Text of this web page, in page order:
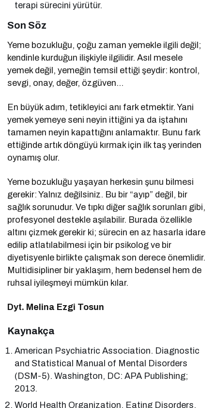
terapi sürecini yürütür.
Son Söz
Yeme bozukluğu, çoğu zaman yemekle ilgili değil;
kendinle kurduğun ilişkiyle ilgilidir. Asıl mesele
yemek değil, yemeğin temsil ettiği şeydir: kontrol,
sevgi, onay, değer, özgüven…
En büyük adım, tetikleyici anı fark etmektir. Yani
yemek yemeye seni neyin ittiğini ya da iştahını
tamamen neyin kapattığını anlamaktır. Bunu fark
ettiğinde artık döngüyü kırmak için ilk taş yerinden
oynamış olur.
Yeme bozukluğu yaşayan herkesin şunu bilmesi
gerekir: Yalnız değilsiniz. Bu bir “ayıp” değil, bir
sağlık sorunudur. Ve tıpkı diğer sağlık sorunları gibi,
profesyonel destekle aşılabilir. Burada özellikle
altını çizmek gerekir ki; sürecin en az hasarla idare
edilip atlatılabilmesi için bir psikolog ve bir
diyetisyenle birlikte çalışmak son derece önemlidir.
Multidisipliner bir yaklaşım, hem bedensel hem de
ruhsal iyileşmeyi mümkün kılar.
Dyt. Melina Ezgi Tosun
Kaynakça
American Psychiatric Association. Diagnostic
and Statistical Manual of Mental Disorders
(DSM-5). Washington, DC: APA Publishing;
2013.
World Health Organization. Eating Disorders.